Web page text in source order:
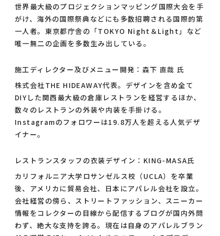
世界最大級のプロジェクションマッピング国際大会を手
がけ、海外の国際祭典などにも多数招聘される国際的第
一人者。東京都庁舎の「TOKYO Night＆Light」など
唯一無二の企画を多数生み出している。
施工ディレクター及びメニュー開発：森下 直哉 氏
株式会社THE HIDEAWAY代表。デザインを含め全て
DIYした関西最大級の倉庫レストランを経営するほか、
数々のレストランの外装や内装を手掛ける。
Instagramのフォロワーは19.8万人を超える人気デザ
イナー。
レストランスタッフの衣装デザイン：KING-MASA氏
カリフォルニア大学ロサンゼルス校（UCLA）を卒業
後、アメリカに貿易会社、日本にアパレル会社を設立。
会社経営の傍ら、ストリートファッション、スニーカー
情報をコレクターの目線から配信するブログが国内外問
わず、絶大な支持を誇る。現在は自身のアパレルブラン